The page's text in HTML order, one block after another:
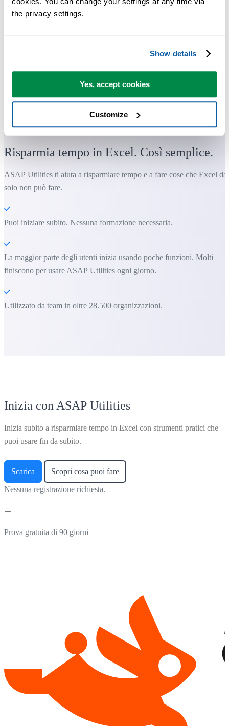
the privacy settings.
Show details
Yes, accept cookies
Customize
Strumenti pratici che molti utenti di Excel vorrebbero integrati in
Excel.
Risparmia tempo in Excel. Così semplice.
ASAP Utilities ti aiuta a risparmiare tempo e a fare cose che Excel da
solo non può fare.
Puoi iniziare subito. Nessuna formazione necessaria.
La maggior parte degli utenti inizia usando poche funzioni. Molti
finiscono per usare ASAP Utilities ogni giorno.
Utilizzato da team in oltre 28.500 organizzazioni.
Inizia con ASAP Utilities
Inizia subito a risparmiare tempo in Excel con strumenti pratici che
puoi usare fin da subito.
Scarica Scopri cosa puoi fare
Nessuna registrazione richiesta.
Prova gratuita di 90 giorni